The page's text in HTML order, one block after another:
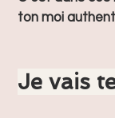
ton moi
Je vais